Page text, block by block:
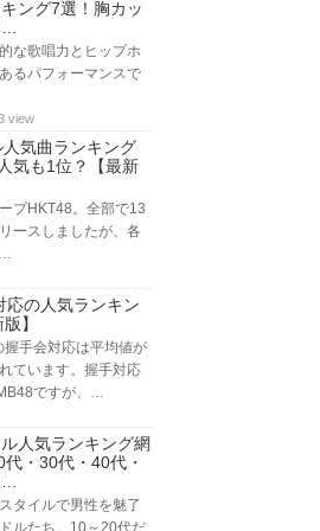
ング7選！胸カッ
な歌唱力とヒップホ
るパフォーマンスで
view
気曲ランキング
気も1位？【最新
プHKT48。全部で13
ースしましたが、各
…
応の人気ランキン
】
握手会対応は平均値が
ています。握手対応
ですが、…
人気ランキング網
・30代・40代・
タイルで男性を魅了
ルたち。10～20代だ